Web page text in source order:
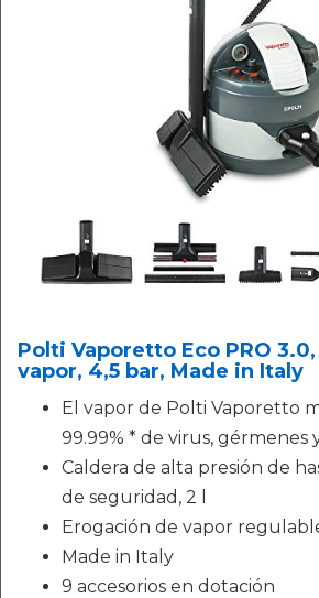
Polti Vaporetto Eco PRO
vapor, 4,5 bar, Made in Italy
El vapor de Polti Vaporetto
99.99% * de virus, gérmenes
Caldera de alta presión de
de seguridad, 2 l
Erogación de vapor
Made in Italy
9 accesorios en dotación